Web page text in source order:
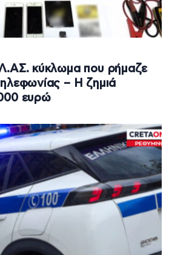
κύκλωμα που ρήμαζε
– Η ζημιά
ευρώ